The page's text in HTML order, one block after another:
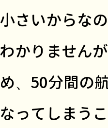
さいからな
かりません
、50分間の
ってしまう